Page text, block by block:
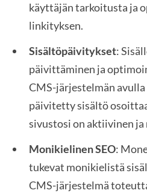
käyttäjän tarkoitusta ja
linkityksen.
Sisältöpäivitykset:
päivittäminen ja
CMS-järjestelmän avulla
päivitetty sisältö
sivustosi on aktiivinen
Monikielinen SEO:
tukevat monikielistä
CMS-järjestelmä